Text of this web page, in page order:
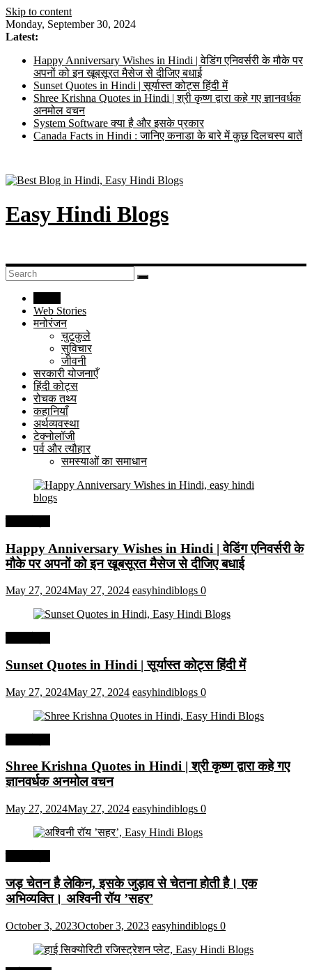
Skip to content
Monday, September 30, 2024
Latest:
Happy Anniversary Wishes in Hindi | वेडिंग एनिवर्सरी के मौके पर
अपनों को इन खूबसूरत मैसेज से दीजिए बधाई
Sunset Quotes in Hindi | सूर्यास्त कोट्स हिंदी में
Shree Krishna Quotes in Hindi | श्री कृष्ण द्वारा कहे गए ज्ञानवर्धक
अनमोल वचन
System Software क्या है और इसके प्रकार
Canada Facts in Hindi : जानिए कनाडा के बारे में कुछ दिलचस्प बातें
Easy Hindi Blogs
Web Stories
मनोरंजन
चुटकुले
सुविचार
जीवनी
सरकारी योजनाएँ
हिंदी कोट्स
रोचक तथ्य
कहानियाँ
अर्थव्यवस्था
टेक्नोलॉजी
पर्व और त्यौहार
समस्याओं का समाधान
Happy Anniversary Wishes in Hindi | वेडिंग एनिवर्सरी के
मौके पर अपनों को इन खूबसूरत मैसेज से दीजिए बधाई
May 27, 2024May 27, 2024 easyhindiblogs 0
Sunset Quotes in Hindi | सूर्यास्त कोट्स हिंदी में
May 27, 2024May 27, 2024 easyhindiblogs 0
Shree Krishna Quotes in Hindi | श्री कृष्ण द्वारा कहे गए
ज्ञानवर्धक अनमोल वचन
May 27, 2024May 27, 2024 easyhindiblogs 0
जड़ चेतन है लेकिन, इसके जुड़ाव से चेतना होती है। एक
अभिव्यक्ति। अश्विनी रॉय ’सहर’
October 3, 2023October 3, 2023 easyhindiblogs 0